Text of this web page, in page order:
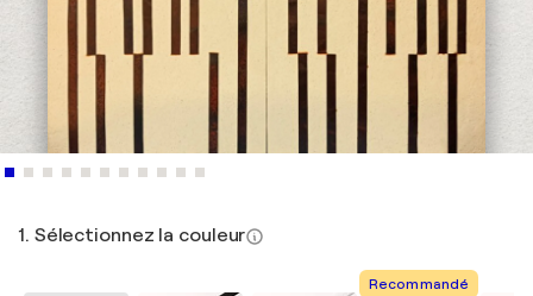
1. Sélectionnez la couleur
Recommandé